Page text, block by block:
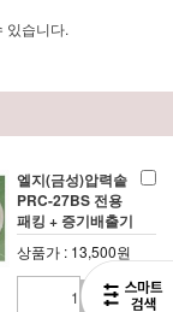
있습니다.
엘지(금성)압력솥
PRC-27BS 전용
패킹 + 증기배출기
상품가 : 13,500원